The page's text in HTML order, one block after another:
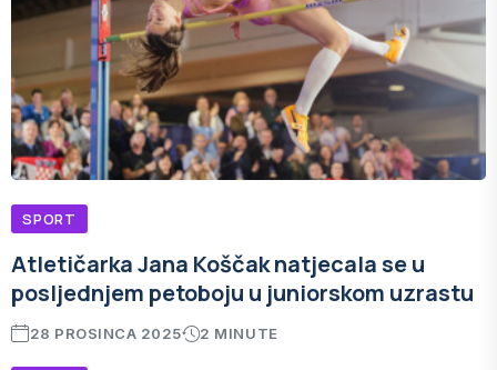
SPORT
Atletičarka Jana Koščak natjecala se u
posljednjem petoboju u juniorskom uzrastu
28 PROSINCA 2025 2 MINUTE